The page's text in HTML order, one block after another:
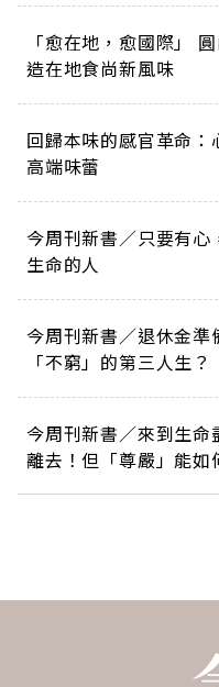
「愈在地，愈國際」
造在地食尚新風味
回歸本味的感官革命
高端味蕾
今周刊新書／只要有心
生命的人
今周刊新書／退休金
「不窮」的第三人生？
今周刊新書／來到生
離去！但「尊嚴」能如